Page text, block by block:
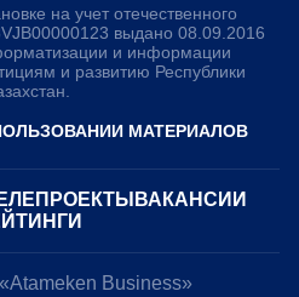
на учет отечественного
выдано 08.09.2016
и информации
и развитию Республики
МАТЕРИАЛОВ
ВАКАНСИИ
Business»